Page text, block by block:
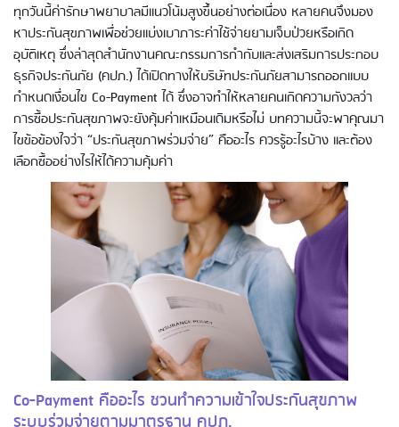
ทุกวันนี้ค่ารักษาพยาบาลมีแนวโน้มสูงขึ้นอย่างต่อเนื่อง หลายคนจึงมอง
หาประกันสุขภาพเพื่อช่วยแบ่งเบาภาระค่าใช้จ่ายยามเจ็บป่วยหรือเกิด
อุบัติเหตุ ซึ่งล่าสุดสำนักงานคณะกรรมการกำกับและส่งเสริมการประกอบ
ธุรกิจประกันภัย (คปภ.) ได้เปิดทางให้บริษัทประกันภัยสามารถออกแบบ
กำหนดเงื่อนไข Co-Payment ได้ ซึ่งอาจทำให้หลายคนเกิดความกังวลว่า
การซื้อประกันสุขภาพจะยังคุ้มค่าเหมือนเดิมหรือไม่ บทความนี้จะพาคุณมา
ไขข้อข้องใจว่า “ประกันสุขภาพร่วมจ่าย” คืออะไร ควรรู้อะไรบ้าง และต้อง
เลือกซื้ออย่างไรให้ได้ความคุ้มค่า
Co-Payment คืออะไร ชวนทำความเข้าใจประกันสุขภาพ